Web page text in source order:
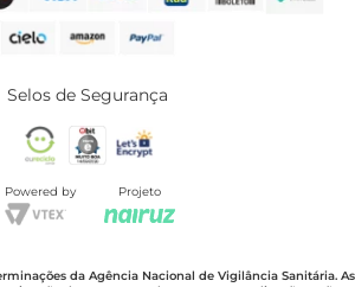
Selos de Segurança
Powered by Projeto
da Agência Nacional de Vigilância Sanitária. As